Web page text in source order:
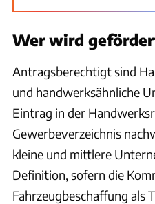
Wer wird
Antragsberechtigt sind
und handwerksähnliche
Eintrag in der
Gewerbeverzeichnis
kleine und mittlere
Definition, sofern die
Fahrzeugbeschaffung als